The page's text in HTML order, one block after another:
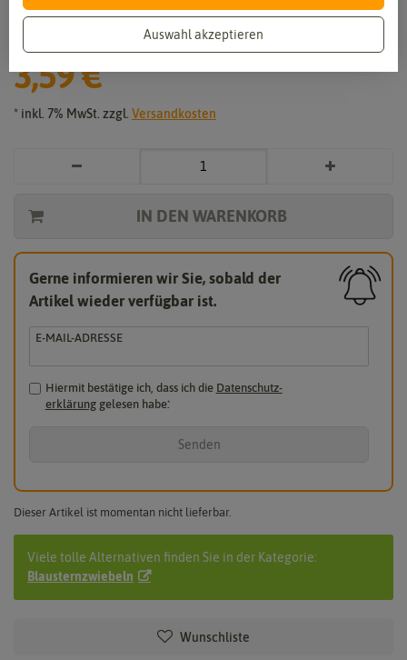
Sibirischer Blaustern Alba (15 Stück)
3,59 €
*
* inkl. 7% MwSt. zzgl. Versandkosten
IN DEN WARENKORB
Gerne informieren wir Sie, sobald der
Artikel wieder verfügbar ist.
E-MAIL-ADRESSE
Hiermit bestätige ich, dass ich die Daten­schutz­
erklärunggelesen habe.*
Senden
Dieser Artikel ist momentan nicht lieferbar.
Viele tolle Alternativen finden Sie in der Kategorie:
Blausternzwiebeln
Wunschliste
Auswahl akzeptieren